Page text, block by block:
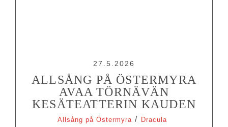
27.5.2026
ALLSÅNG PÅ ÖSTERMYRA
AVAA TÖRNÄVÄN
KESÄTEATTERIN KAUDEN
Allsång på Östermyra / Dracula